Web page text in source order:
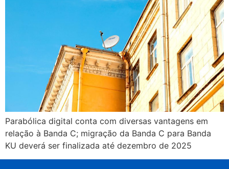
Parabólica digital conta com diversas vantagens em
relação à Banda C; migração da Banda C para Banda
KU deverá ser finalizada até dezembro de 2025